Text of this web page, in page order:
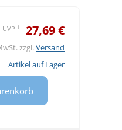
UVP 1 27,69 €
zzgl.Versand
Artikel auf Lager